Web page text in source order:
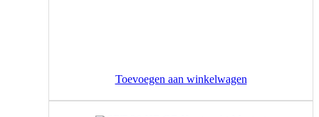
Toevoegen aan winkelwagen